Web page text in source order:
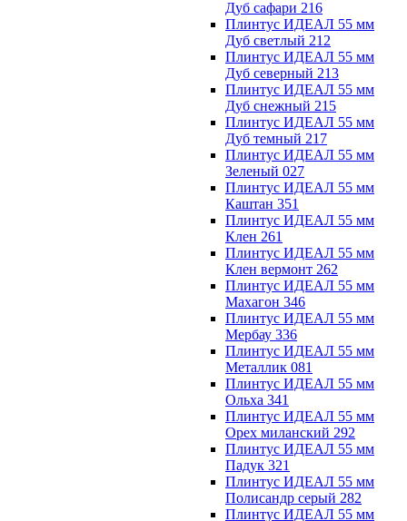
Дуб сафари 216
Плинтус ИДЕАЛ 55 мм
Дуб светлый 212
Плинтус ИДЕАЛ 55 мм
Дуб северный 213
Плинтус ИДЕАЛ 55 мм
Дуб снежный 215
Плинтус ИДЕАЛ 55 мм
Дуб темный 217
Плинтус ИДЕАЛ 55 мм
Зеленый 027
Плинтус ИДЕАЛ 55 мм
Каштан 351
Плинтус ИДЕАЛ 55 мм
Клен 261
Плинтус ИДЕАЛ 55 мм
Клен вермонт 262
Плинтус ИДЕАЛ 55 мм
Махагон 346
Плинтус ИДЕАЛ 55 мм
Мербау 336
Плинтус ИДЕАЛ 55 мм
Металлик 081
Плинтус ИДЕАЛ 55 мм
Ольха 341
Плинтус ИДЕАЛ 55 мм
Орех миланский 292
Плинтус ИДЕАЛ 55 мм
Падук 321
Плинтус ИДЕАЛ 55 мм
Полисандр серый 282
Плинтус ИДЕАЛ 55 мм